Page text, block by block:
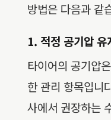
방법은 다음과 같
1. 적정 공기압 유
타이어의 공기압
한 관리 항목입니
사에서 권장하는